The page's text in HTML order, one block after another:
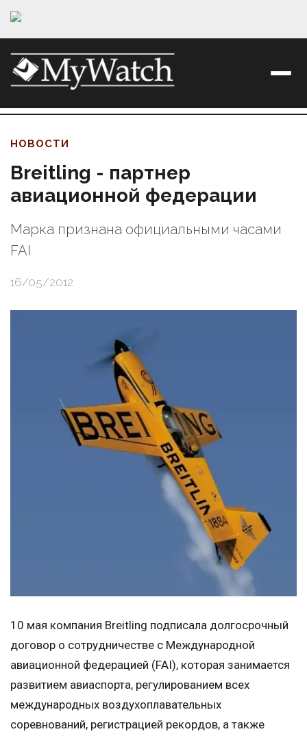
НОВОСТИ
Breitling - партнер
авиационной федерации
Марка признана официальными часами
FAI
16/05/2012
10 мая компания Breitling подписала долгосрочный
договор о сотрудничестве с Международной
авиационной федерацией (FAI), которая занимается
развитием авиаспорта, регулированием всех
международных воздухоплавательных
соревнований, регистрацией рекордов, а также